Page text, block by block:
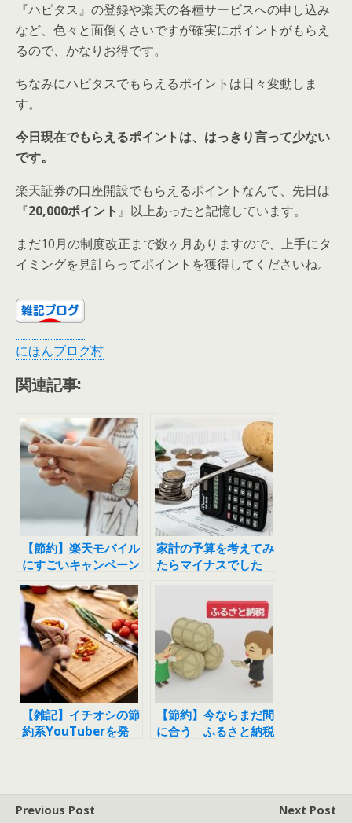
『ハピタス』の登録や楽天の各種サービスへの申し込み
など、色々と面倒くさいですが確実にポイントがもらえ
るので、かなりお得です。
ちなみにハピタスでもらえるポイントは日々変動しま
す。
今日現在でもらえるポイントは、はっきり言って少ない
です。
楽天証券の口座開設でもらえるポイントなんて、先日は
『20,000ポイント 』以上あったと記憶しています。
まだ10月の制度改正まで数ヶ月ありますので、上手にタ
イミングを見計らってポイントを獲得してくださいね。
にほんブログ村
関連記事:
【節約】楽天モバイル
にすごいキャンペーン
が出ました
家計の予算を考えてみ
たらマイナスでした
【雑記】イチオシの節
約系YouTuberを発
【節約】今ならまだ間
に合う ふるさと納税
Previous Post
Next Post